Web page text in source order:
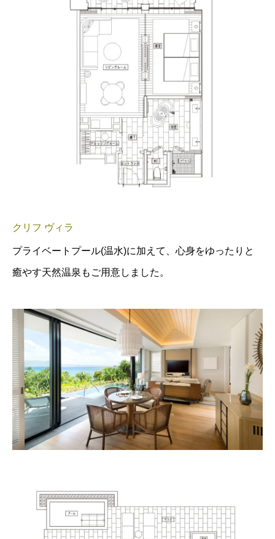
クリフ ヴィラ
プライベートプール(温水)に加えて、心身をゆったりと
癒やす天然温泉もご用意しました。